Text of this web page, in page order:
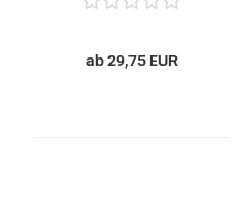
ab 29,75 EUR